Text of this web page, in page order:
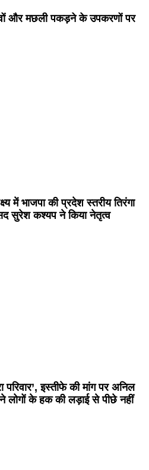
और मछली पकड़ने के उपकरणों पर
में भाजपा की प्रदेश स्तरीय तिरंगा
सुरेश कश्यप ने किया नेतृत्व
इस्तीफे की मांग पर अनिल
लोगों के हक की लड़ाई से पीछे नहीं